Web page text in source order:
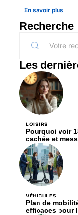
En savoir plus
Recherche
Les
LOISIRS
Pourquoi voir
cachée et
VÉHICULES
Plan de
efficaces pour